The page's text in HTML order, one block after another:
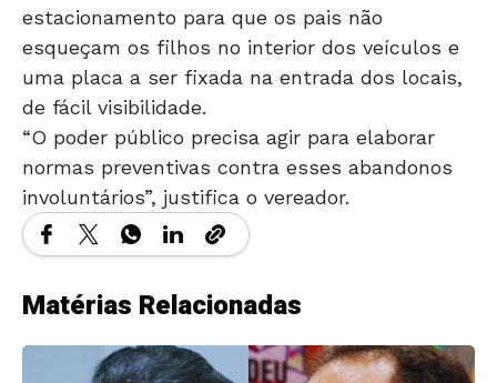
esqueçam os filhos no interior dos veículos e
uma placa a ser fixada na entrada dos locais,
de fácil visibilidade.
“O poder público precisa agir para elaborar
normas preventivas contra esses abandonos
involuntários”, justifica o vereador.
Matérias Relacionadas